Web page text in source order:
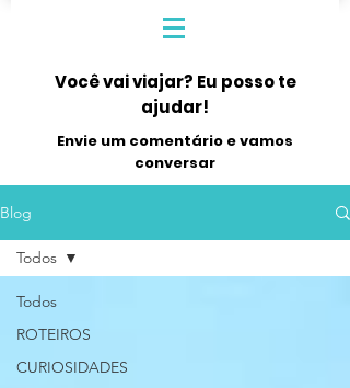
Você vai viajar? Eu posso te
ajudar!
Envie um comentário e vamos
conversar
Blog
Todos
ROTEIROS
CURIOSIDADES
Todos